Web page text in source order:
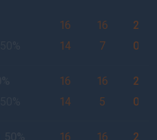
16 16
2
14 7 0
16 16
2
14 5 0
16 16
2